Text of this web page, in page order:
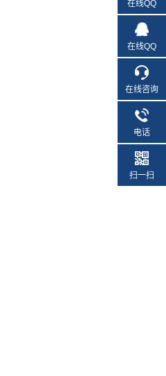
在线QQ
在线QQ
在线咨询
电话
扫一扫